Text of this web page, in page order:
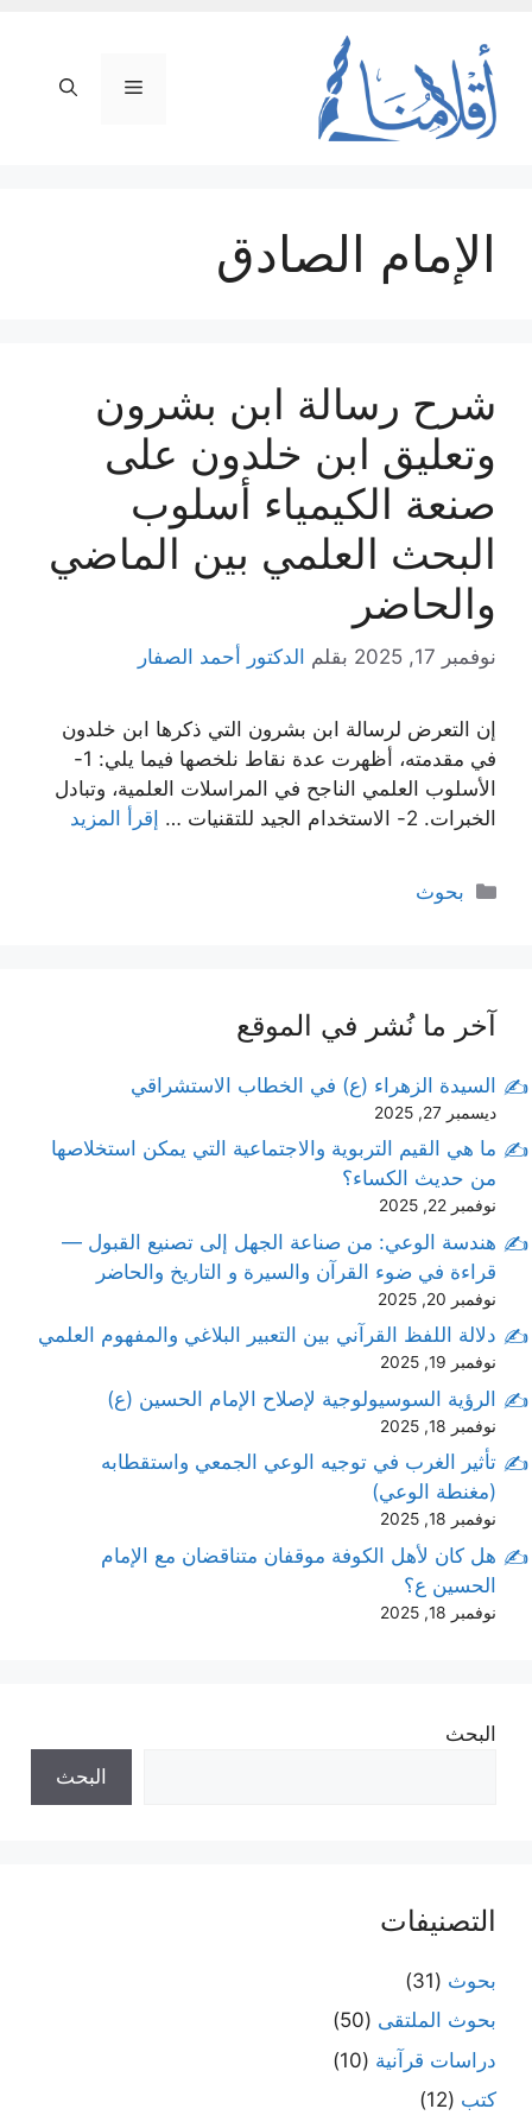
المحتوى
القائمة
الإمام الصادق
شرح رسالة ابن بشرون
وتعليق ابن خلدون على
صنعة الكيمياء أسلوب
البحث العلمي بين الماضي
والحاضر
نوفمبر 17, 2025 بقلم الدكتور أحمد الصفار
إن التعرض لرسالة ابن بشرون التي ذكرها ابن خلدون
في مقدمته، أظهرت عدة نقاط نلخصها فيما يلي: 1-
الأسلوب العلمي الناجح في المراسلات العلمية، وتبادل
الخبرات. 2- الاستخدام الجيد للتقنيات …
إقرأ المزيد
التصنيفات
بحوث
آخر ما نُشر في الموقع
السيدة الزهراء (ع) في الخطاب الاستشراقي
ديسمبر 27, 2025
ما هي القيم التربوية والاجتماعية التي يمكن استخلاصها
من حديث الكساء؟
نوفمبر 22, 2025
هندسة الوعي: من صناعة الجهل إلى تصنيع القبول —
قراءة في ضوء القرآن والسيرة و التاريخ والحاضر
نوفمبر 20, 2025
دلالة اللفظ القرآني بين التعبير البلاغي والمفهوم العلمي
نوفمبر 19, 2025
الرؤية السوسيولوجية لإصلاح الإمام الحسين (ع)
نوفمبر 18, 2025
تأثير الغرب في توجيه الوعي الجمعي واستقطابه
(مغنطة الوعي)
نوفمبر 18, 2025
هل كان لأهل الكوفة موقفان متناقضان مع الإمام
الحسين ع؟
نوفمبر 18, 2025
البحث
البحث
التصنيفات
بحوث (31)
بحوث الملتقى (50)
دراسات قرآنية (10)
كتب (12)